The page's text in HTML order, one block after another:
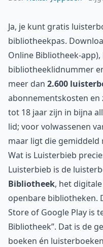
Ja, je kunt gratis
bibliotheekpas.
Online Bibliotheek-
bibliotheeklidnummer
meer dan 2.600
abonnementskosten
tot 18 jaar zijn in bijna
lid; voor volwassenen
maar ligt die gemiddeld
Wat is Luisterbieb
Luisterbieb is de
Bibliotheek, het
openbare bibliotheken.
Store of Google Play is
Bibliotheek”. Dat is de
boeken én